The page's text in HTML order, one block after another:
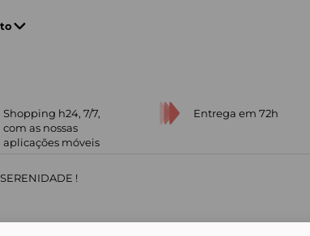
Shopping h24, 7/7,
com as nossas
aplicações móveis
Entrega em 72h
!